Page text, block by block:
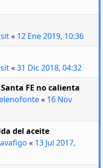
« 12 Ene 2019, 10:36
«31 Dic 2018, 04:32
FE no calienta
« 16 Nov
del aceite
« 13 Jul 2017,